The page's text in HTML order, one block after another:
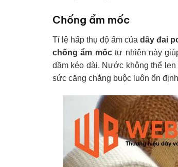
Chống ẩm mốc
Tỉ lệ hấp thụ độ ẩm củadây đai
chống ẩm mốctự nhiên này
dầm kéo dài. Nước không thể
sức căng chằng buộc luôn ổn